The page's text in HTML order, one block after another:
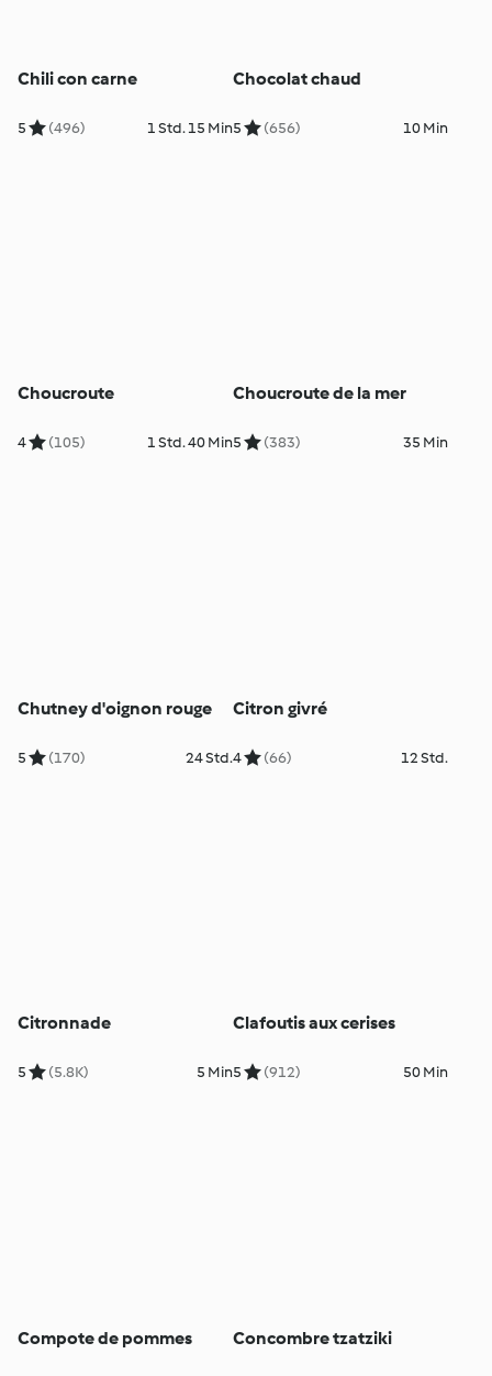
Chili con carne
5 (496) 1 Std. 15 Min
Chocolat chaud
5 (656) 10 Min
Choucroute
4 (105) 1 Std. 40 Min
Choucroute de la mer
5 (383) 35 Min
Chutney d'oignon rouge
5 (170) 24 Std.
Citron givré
4 (66) 12 Std.
Citronnade
5 (5.8K) 5 Min
Clafoutis aux cerises
5 (912) 50 Min
Compote de pommes Concombre tzatziki